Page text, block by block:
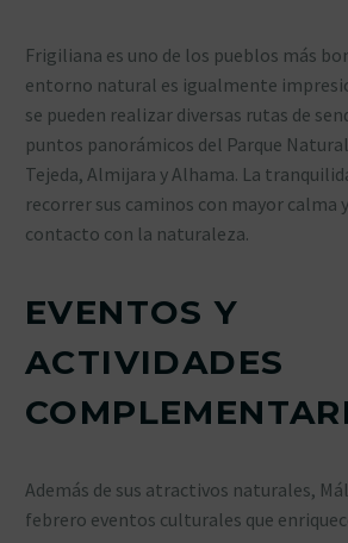
Frigiliana es uno de los pueblos más
entorno natural es igualmente
se pueden realizar diversas rutas de
puntos panorámicos del Parque
Tejeda, Almijara y Alhama. La
recorrer sus caminos con mayor calma
contacto con la naturaleza.
EVENTOS Y
ACTIVIDADES
Además de sus atractivos naturales,
febrero eventos culturales que